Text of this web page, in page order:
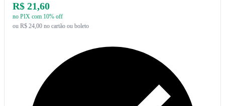
R$ 21,60
no PIX com 10% off
ou R$ 24,00 no cartão ou boleto